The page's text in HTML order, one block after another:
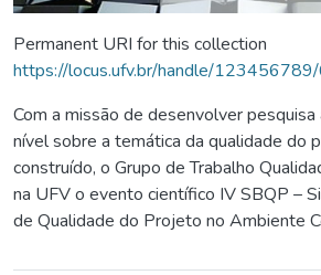
Permanent URI for this collection
https://locus.ufv.br/handle/
Com a missão de desenvolver
nível sobre a temática da qualidade do
construído, o Grupo de Trabalho
na UFV o evento científico IV SBQP –
de Qualidade do Projeto no Ambiente